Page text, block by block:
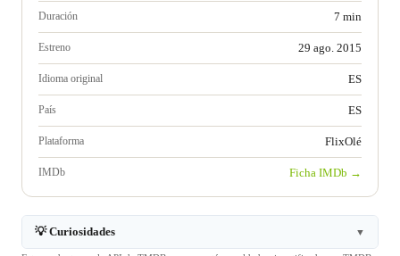
Duración 7 min
Estreno 29 ago. 2015
Idioma original ES
País ES
Plataforma FlixOlé
IMDb Ficha IMDb →
💡 Curiosidades ▼